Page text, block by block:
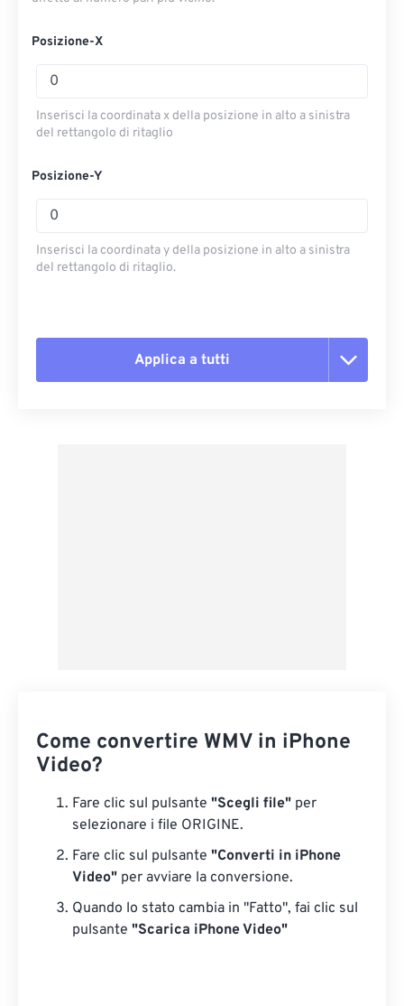
Posizione-X
Inserisci la coordinata x della posizione in alto a sinistra
del rettangolo di ritaglio
Posizione-Y
Inserisci la coordinata y della posizione in alto a sinistra
del rettangolo di ritaglio.
Applica a tutti
Come convertire WMV in iPhone
Video?
Fare clic sul pulsante "Scegli file" per
selezionare i file ORIGINE.
Fare clic sul pulsante "Converti in iPhone
Video" per avviare la conversione.
Quando lo stato cambia in "Fatto", fai clic sul
pulsante "Scarica iPhone Video"